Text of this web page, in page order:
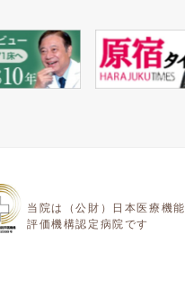
当院は（公財）日本医療機能
評価機構認定病院です